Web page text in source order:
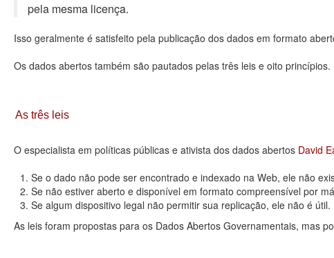
pela mesma licença.
Isso geralmente é satisfeito pela publicação dos dados em formato
Os dados abertos também são pautados pelas três leis e oito princípios.
As três leis
O especialista em políticas públicas e ativista dos dados abertos David
Se o dado não pode ser encontrado e indexado na Web, ele não
Se não estiver aberto e disponível em formato compreensível por
Se algum dispositivo legal não permitir sua replicação, ele não é útil.
As leis foram propostas para os Dados Abertos Governamentais, mas